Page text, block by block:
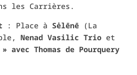
les Carrières.
: Place à Sėlēnē (La
Nenad Vasilic Trio et
avec Thomas de Pourquery